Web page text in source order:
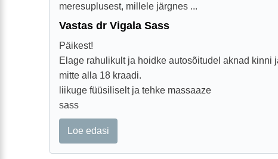
meresuplusest, millele järgnes ...
Vastas dr Vigala Sass
Päikest!
Elage rahulikult ja hoidke autosõitudel aknad kinni
mitte alla 18 kraadi.
liikuge füüsiliselt ja tehke massaaze
sass
Loe edasi